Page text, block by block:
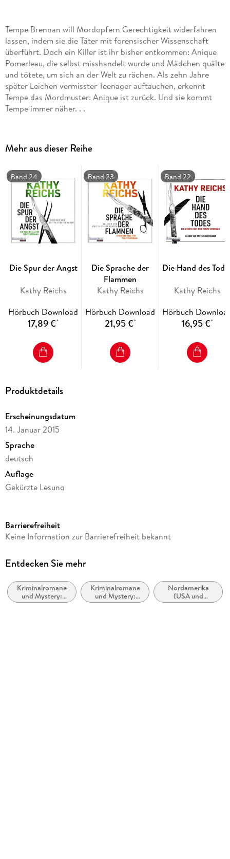
Tempe Brennan will Mordopfern Gerechtigkeit widerfahren
lassen, indem sie die Täter mit forensischer Wissenschaft
überführt. Doch ein Killer ist ihr bisher entkommen: Anique
Pomerleau, die selbst misshandelt wurde und Mädchen quälte
und tötete, um sich an der Welt zu rächen. Als zehn Jahre
später Leichen vermisster Teenager auftauchen, erkennt
Tempe das Mordmuster: Anique ist zurück. Und sie kommt
Tempe immer näher. . .
Mehr aus dieser Reihe
Band 24
Die Spur der Angst
Kathy Reichs
Hörbuch Download
17,89 €*
Band 23
Die Sprache der
Flammen
Kathy Reichs
Hörbuch Download
21,95 €*
Band 22
Die Hand des
Kathy Reichs
Hörbuch
16,95 €*
Produktdetails
Erscheinungsdatum
14. Januar 2015
Sprache
deutsch
Auflage
Gekürzte Lesung
Dateigröße
Laufzeit
Reihe
Temperance Brennan / Die Tempe-Brennan-Romane, 17
Barrierefreiheit
Keine Information zur Barrierefreiheit bekannt
Entdecken Sie mehr
Kriminalromane
und Mystery:
weibliche
Kriminalromane
und Mystery:
Polizeiarbeit &
Nordamerika
(USA und
Kanada)